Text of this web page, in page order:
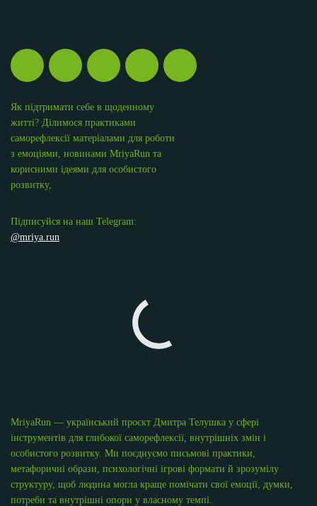
Як підтримати себе в щоденному
житті? Ділимося практиками
саморефлексії матеріалами для роботи
з емоціями, новинами MriyaRun та
корисними ідеями для особистого
розвитку,
Підписуйся на наш Telegram:
@mriya.run
MriyaRun — український проєкт Дмитра Телушка у сфері
інструментів для глибокої саморефлексії, внутрішніх змін і
особистого розвитку. Ми поєднуємо письмові практики,
метафоричні образи, психологічні ігрові формати й зрозумілу
структуру, щоб людина могла краще помічати свої емоції, думки,
потреби та внутрішні опори у власному темпі.